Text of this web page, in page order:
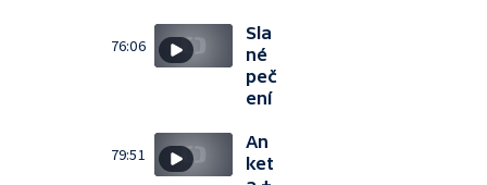
76:06
Sla
né
peč
ení
79:51
An
ket